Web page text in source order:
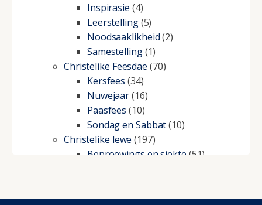
Inspirasie (4)
Leerstelling(5)
Noodsaaklikheid(2)
Samestelling(1)
Christelike Feesdae (70)
Kersfees (34)
Nuwejaar(16)
Paasfees (10)
Sondag en Sabbat(10)
Christelike lewe (197)
Beproewings en siekte (51)
Geestelike Groei(10)